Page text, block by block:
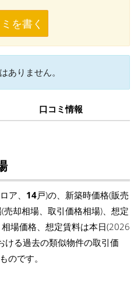
を書く
ありません。
口コミ情報
ア、 14戸)の、新築時価格(販売
却相場、取引価格相場)、想定
場価格、想定賃料は本日(2026
る過去の類似物件の取引価
のです。